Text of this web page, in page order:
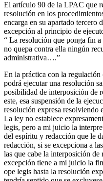
El artículo 90 de la LPAC que
resolución en los
encarga en su apartado tercero
excepción al principio de
“ La resolución que ponga fin
no quepa contra ella ningún
administrativa….”
En la práctica con la
podrá ejecutar una resolución
posibilidad de interposición de
este, esa suspensión de la
resolución expresa resolviendo
La ley no establece
legis, pero a mi juicio la
del espíritu y redacción que le
redacción, si se excepciona a
las que cabe la interposición de
excepción tiene a mi juicio la
ope legis hasta la resolución